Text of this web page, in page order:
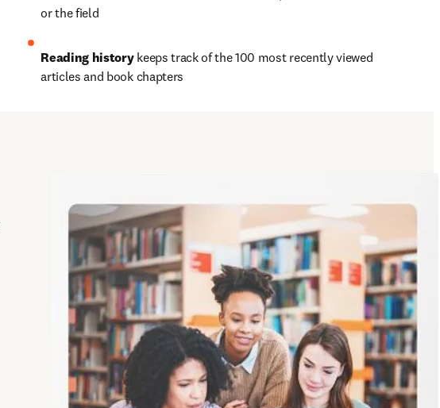
or the field
Reading history keeps track of the 100 most recently viewed
articles and book chapters